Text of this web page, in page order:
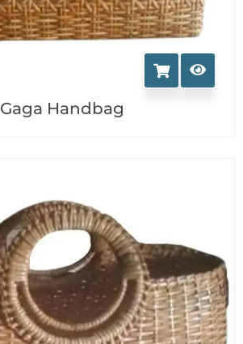
Gaga Handbag